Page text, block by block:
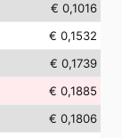
€ 0,1016
€ 0,1532
€ 0,1739
€ 0,1885
€ 0,1806